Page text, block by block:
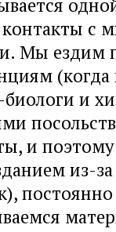
с
Мы ездим
(когда
биологи и
и
из-за
постоянно